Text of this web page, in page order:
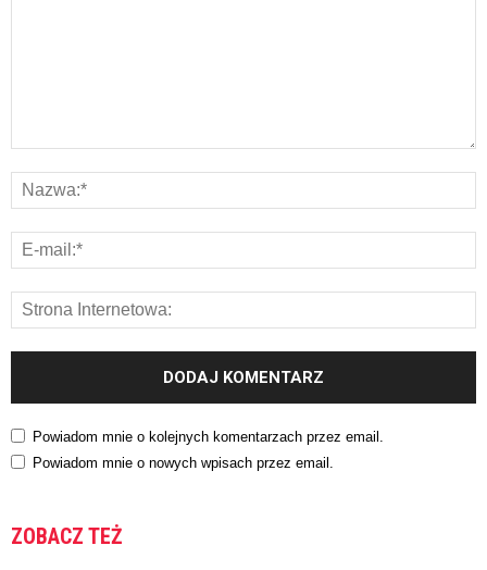
Powiadom mnie o kolejnych komentarzach przez email.
Powiadom mnie o nowych wpisach przez email.
ZOBACZ TEŻ